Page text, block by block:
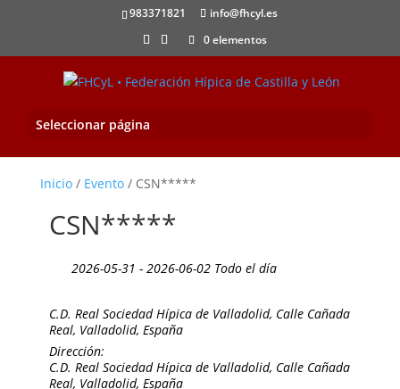
983371821
info@fhcyl.es
0 elementos
Seleccionar página
Inicio/ Evento/ CSN*****
CSN*****
2026-05-31 - 2026-06-02 Todo el día
C.D. Real Sociedad Hípica de Valladolid, Calle Cañada
Real, Valladolid, España
Dirección:
C.D. Real Sociedad Hípica de Valladolid, Calle Cañada
Real, Valladolid, España